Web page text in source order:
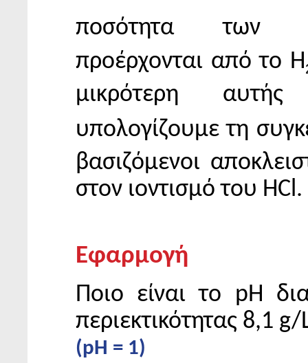
ποσότητα των
προέρχονται από το Η
μικρότερη
υπολογίζουμε τη
βασιζόμενοι
στον ιοντισμό του HCl.
Εφαρμογή
Ποιο είναι το pH
περιεκτικότητας 8,1 g/
(pH = 1)